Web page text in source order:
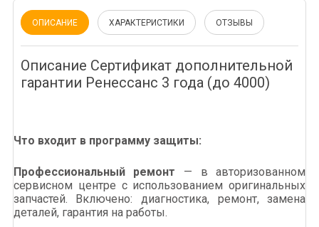
ОПИСАНИЕ ХАРАКТЕРИСТИКИ ОТЗЫВЫ
Описание Сертификат дополнительной
гарантии Ренессанс 3 года (до 4000)
Что входит в программу защиты:
Профессиональный ремонт — в авторизованном
сервисном центре с использованием оригинальных
запчастей. Включено: диагностика, ремонт, замена
деталей, гарантия на работы.